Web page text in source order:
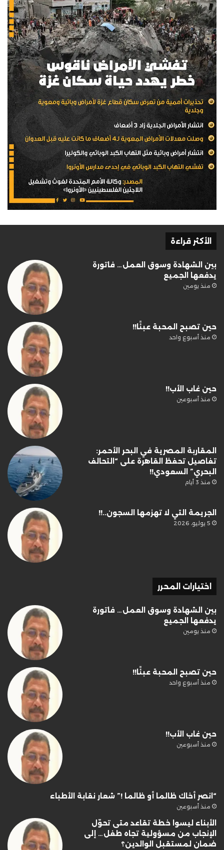
الأكثر قراءة
بين الشهادة وسوق العمل… فاتورة
يدفعها الجميع
منذ يومين
حين تصبح المحبة عبئًا!!
منذ أسبوع واحد
حين غاب الأب!!
منذ أسبوعين
المقاربة المصرية في البحر الأحمر:
تفاصيل تحفظ القاهرة على “التحالف
البحري” السعودي!!
منذ 3 أيام
الجريمة التي لا تهزمها السجون..!!
5 يوليو، 2026
اختيارات المحرر
بين الشهادة وسوق العمل… فاتورة
يدفعها الجميع
منذ يومين
حين تصبح المحبة عبئًا!!
منذ أسبوع واحد
حين غاب الأب!!
منذ أسبوعين
“انصر أخاك ظالما أو ظالما !” شعار نقابة الأطباء
منذ أسبوعين
الأبناء ليسوا خطة تقاعد متى تحوّل
الإنجاب من مسؤولية تجاه طفل… إلى
ضمان لمستقبل الوالدين؟